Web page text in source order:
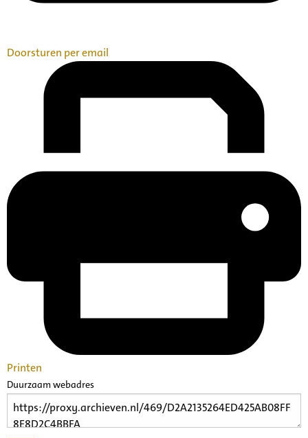
Doorsturen per email
Printen
Duurzaam webadres